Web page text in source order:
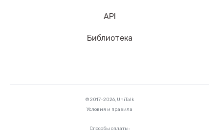
API
Библиотека
© 2017-2026, UniTalk
Условия и правила
Способы оплаты: